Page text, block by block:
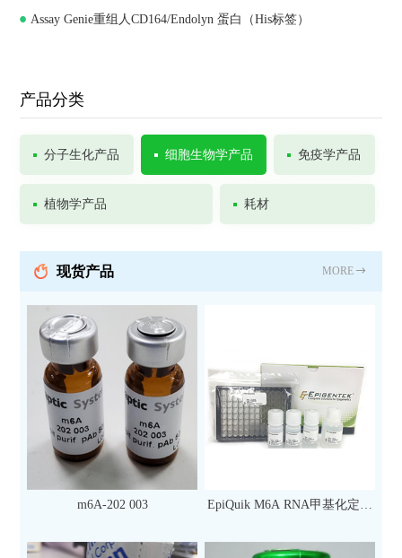
Assay Genie重组人CD164/Endolyn 蛋白（His标签）
产品分类
分子生化产品 细胞生物学产品 免疫学产品
植物学产品 耗材
现货产品 MORE
m6A-202 003
EpiQuik M6A RNA甲基化定量
次）